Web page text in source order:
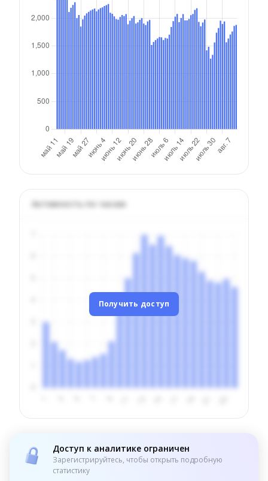
Активность по часам
Получить доступ
Доступ к аналитике ограничен
Зарегистрируйтесь, чтобы открыть подробную
статистику